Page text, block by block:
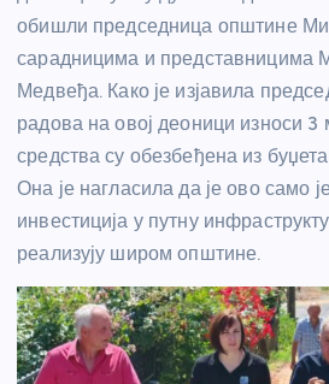
обишли председница општине
сарадницима и представницима
Медвеђа. Како је изјавила
радова на овој деоници износи
средства су обезбеђена из
Она је нагласила да је ово само
инвестиција у путну
реализују широм општине.